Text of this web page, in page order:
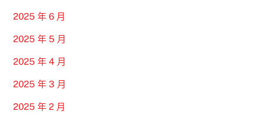
2025 年 6 月
2025 年 5 月
2025 年 4 月
2025 年 3 月
2025 年 2 月